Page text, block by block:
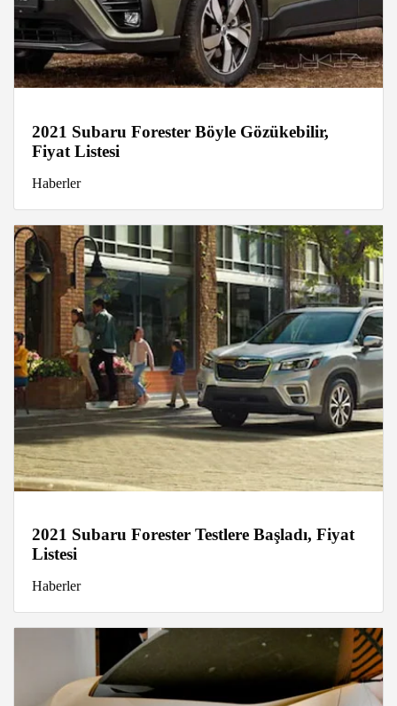
2021 Subaru Forester Böyle Gözükebilir,
Fiyat Listesi
Haberler
2021 Subaru Forester Testlere Başladı, Fiyat
Listesi
Haberler